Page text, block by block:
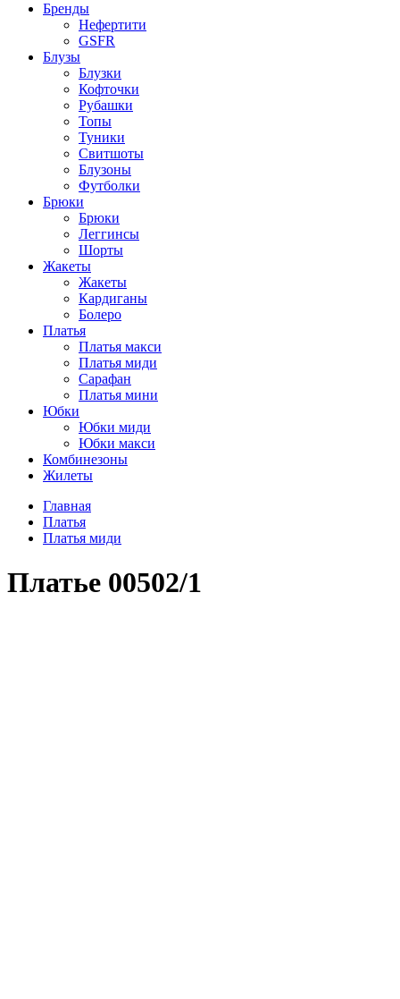
Бренды
Нефертити
GSFR
Блузы
Блузки
Кофточки
Рубашки
Топы
Туники
Свитшоты
Блузоны
Футболки
Брюки
Брюки
Леггинсы
Шорты
Жакеты
Жакеты
Кардиганы
Болеро
Платья
Платья макси
Платья миди
Сарафан
Платья мини
Юбки
Юбки миди
Юбки макси
Комбинезоны
Жилеты
Главная
Платья
Платья миди
Платье 00502/1